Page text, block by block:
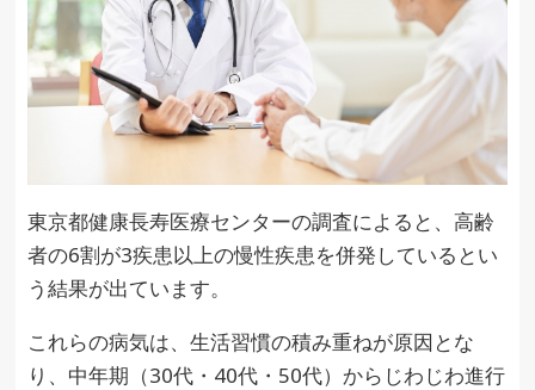
東京都健康長寿医療センターの調査によると、高齢
者の6割が3疾患以上の慢性疾患を併発しているとい
う結果が出ています。
これらの病気は、生活習慣の積み重ねが原因とな
り、中年期（30代・40代・50代）からじわじわ進行